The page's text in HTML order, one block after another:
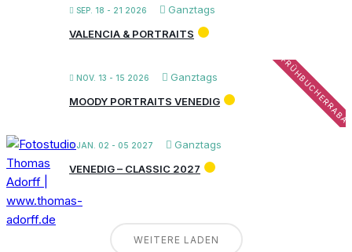
SEP. 18 - 21 2026
Ganztags
VALENCIA & PORTRAITS
NOV. 13 - 15 2026 Ganztags
MOODY PORTRAITS VENEDIG
JAN. 02 - 05 2027
Ganztags
VENEDIG – CLASSIC 2027
WEITERE LADEN